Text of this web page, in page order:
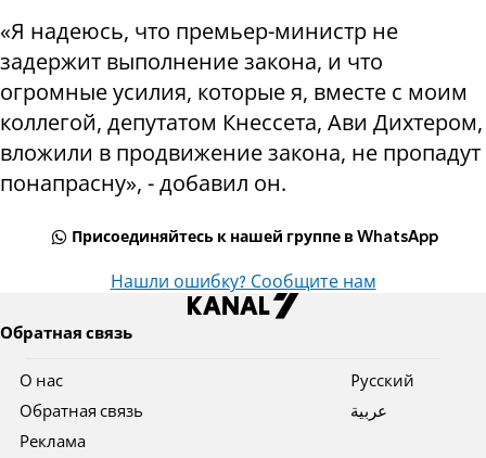
«Я надеюсь, что премьер-министр не
задержит выполнение закона, и что
огромные усилия, которые я, вместе с моим
коллегой, депутатом Кнессета, Ави Дихтером,
вложили в продвижение закона, не пропадут
понапрасну», - добавил он.
Присоединяйтесь к нашей группе в WhatsApp
Нашли ошибку? Сообщите нам
Обратная связь
О нас
Обратная связь
Реклама
Pусский
عربية